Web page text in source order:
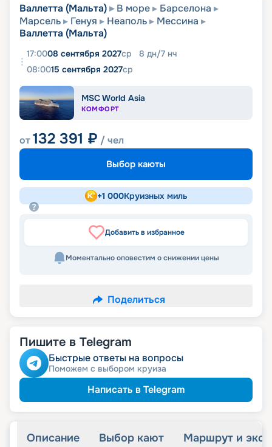
Валлетта (Мальта) В море
Барселона
Марсель
Генуя Неаполь
Мессина
Валлетта (Мальта)
17:0008 сентября 2027ср 8 дн/7 нч
08:0015 сентября 2027ср
MSC World Asia
КОМФОРТ
от132 391 ₽ / чел
Выбор каюты
+1 000Круизных миль
Добавить в избранное
Моментально оповестим о снижении цены
Поделиться
Пишите в Telegram
Быстрые ответы на вопросы
Поможем с выбором круиза
Написать в Telegram
Описание Выбор кают Маршрут и